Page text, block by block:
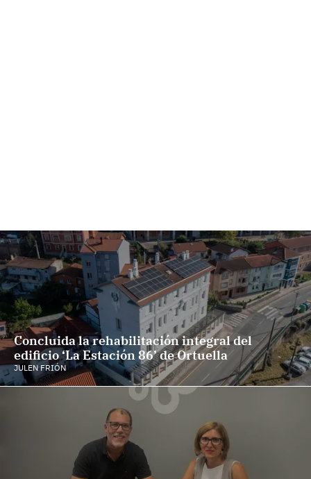
Concluida la rehabilitación integral del
edificio ‘La Estación 86’ de Ortuella
JULEN FRIÓN